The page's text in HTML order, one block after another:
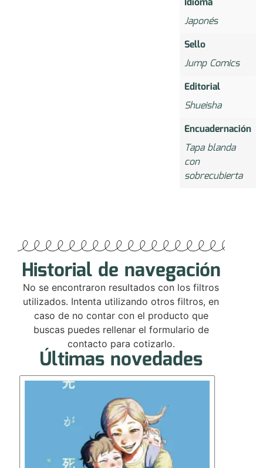
Japonés
Sello
Jump Comics
Editorial
Shueisha
Encuadernación
Tapa blanda
con
sobrecubierta
Historial de navegación
No se encontraron resultados con los filtros
utilizados. Intenta utilizando otros filtros, en
caso de no contar con el producto que
buscas puedes rellenar el formulario de
contacto para cotizarlo.
Últimas novedades